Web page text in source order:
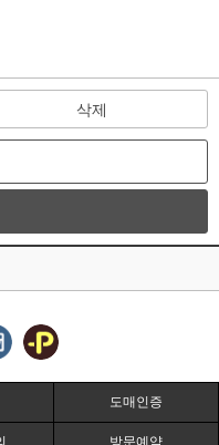
삭제
도매인증
방문예약